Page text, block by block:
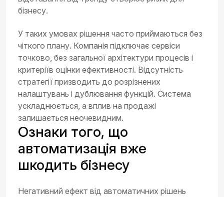
бізнесу.
У таких умовах рішення часто приймаються без
чіткого плану. Компанія підключає сервіси
точково, без загальної архітектури процесів і
критеріїв оцінки ефективності. Відсутність
стратегії призводить до розрізнених
налаштувань і дублювання функцій. Система
ускладнюється, а вплив на продажі
залишається неочевидним.
Ознаки того, що
автоматизація вже
шкодить бізнесу
Негативний ефект від автоматичних рішень